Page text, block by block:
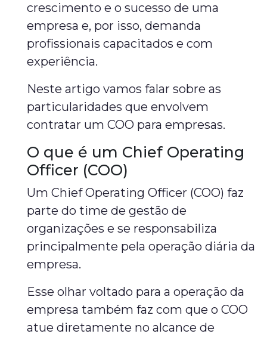
crescimento e o sucesso de uma
empresa e, por isso, demanda
profissionais capacitados e com
experiência.
Neste artigo vamos falar sobre as
particularidades que envolvem
contratar um COO para empresas.
O que é um Chief Operating
Officer (COO)
Um Chief Operating Officer (COO) faz
parte do time de gestão de
organizações e se responsabiliza
principalmente pela operação diária da
empresa.
Esse olhar voltado para a operação da
empresa também faz com que o COO
atue diretamente no alcance de